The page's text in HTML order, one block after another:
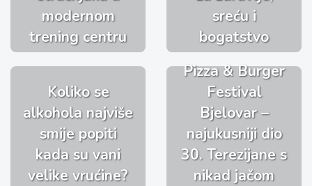
modernom
trening centru
sreću i
bogatstvo
Koliko se
alkohola najviše
smije popiti
kada su vani
velike vrućine?
Pizza & Burger
Festival
Bjelovar –
najukusniji dio
30. Terezijane s
nikad jačom